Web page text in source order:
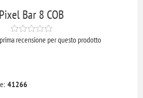
Pixel Bar 8 COB
recensione per questo prodotto
41266